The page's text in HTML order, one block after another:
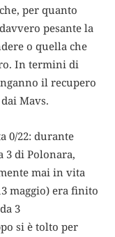
per quanto
pesante la
o quella che
In termini di
il recupero
Mavs.
0/22: durante
3 di Polonara,
mai in vita
maggio) era finito
3
si è tolto per